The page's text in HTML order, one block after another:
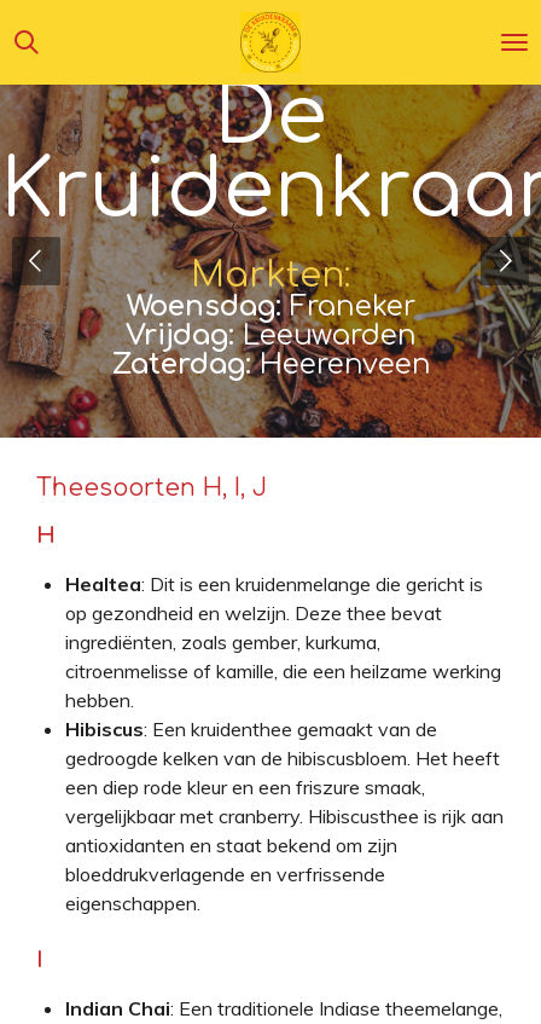
direct
naar
de
hoofdinhoud
De
Markten:
Woensdag:Franeker
Vrijdag:Leeuwarden
Zaterdag:Heerenveen
Theesoorten H, I, J
H
Healtea: Dit is een kruidenmelange die gericht is
op gezondheid en welzijn. Deze thee bevat
ingrediënten, zoals gember, kurkuma,
citroenmelisse of kamille, die een heilzame werking
hebben.
Hibiscus: Een kruidenthee gemaakt van de
gedroogde kelken van de hibiscusbloem. Het heeft
een diep rode kleur en een friszure smaak,
vergelijkbaar met cranberry. Hibiscusthee is rijk aan
antioxidanten en staat bekend om zijn
bloeddrukverlagende en verfrissende
eigenschappen.
I
Indian Chai: Een traditionele Indiase theemelange,